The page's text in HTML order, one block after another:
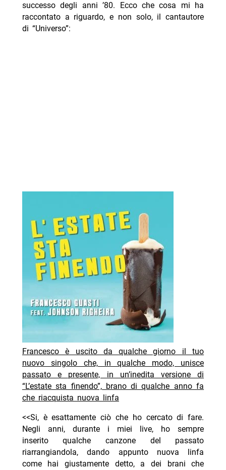
successo degli anni ’80. Ecco che cosa mi ha
raccontato a riguardo, e non solo, il cantautore
di “Universo”:
Francesco è uscito da qualche giorno il tuo
nuovo singolo che, in qualche modo, unisce
passato e presente, in un’inedita versione di
“L’estate sta finendo”, brano di qualche anno fa
che riacquista nuova linfa
<<Si, è esattamente ciò che ho cercato di fare.
Negli anni, durante i miei live, ho sempre
inserito qualche canzone del passato
riarrangiandola, dando appunto nuova linfa
come hai giustamente detto, a dei brani che